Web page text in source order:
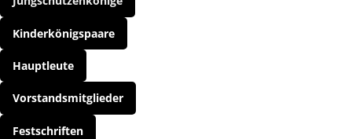
Kinderkönigspaare
Hauptleute
Vorstandsmitglieder
Festschriften